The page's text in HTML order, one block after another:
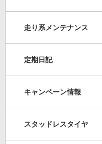
走り系メンテナンス
定期日記
キャンペーン情報
スタッドレスタイヤ